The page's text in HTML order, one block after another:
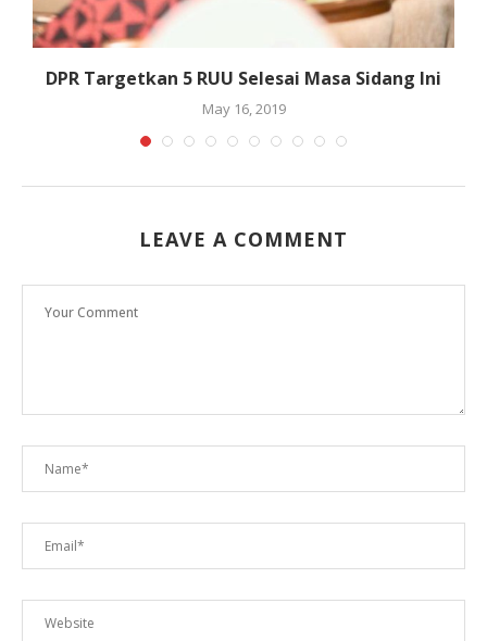
DPR Targetkan 5 RUU Selesai Masa Sidang Ini
May 16, 2019
LEAVE A COMMENT